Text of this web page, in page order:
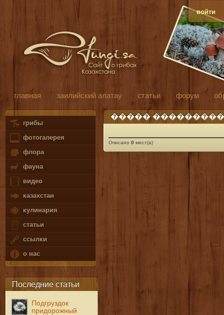
войти
главная заилийский алатау статьи форум
грибы
фотогалерея
флора
фауна
видео
казахстан
кулинария
статьи
ссылки
о нас
Последние статьи
Подгруздок
придорожный
�����
Описано 0 мест(а)